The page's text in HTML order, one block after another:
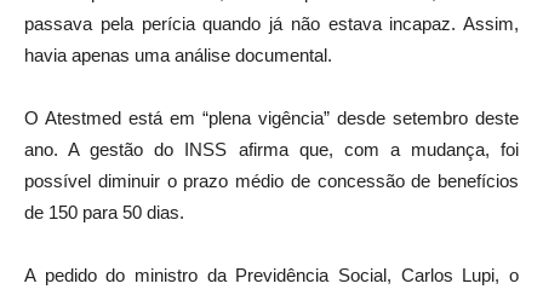
passava pela perícia quando já não estava incapaz. Assim,
havia apenas uma análise documental.
O Atestmed está em “plena vigência” desde setembro deste
ano. A gestão do INSS afirma que, com a mudança, foi
possível diminuir o prazo médio de concessão de benefícios
de 150 para 50 dias.
A pedido do ministro da Previdência Social, Carlos Lupi, o